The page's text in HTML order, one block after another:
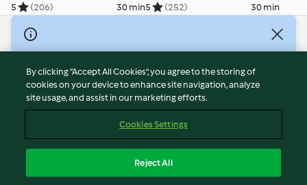
5 (206) 30 min5 (252) 30 min
© Copyright 2026
Terms of Service
Privacy Policy
Disclaimer
Cookies
Withdraw Contract
By clicking “Accept All Cookies”, you agree to the storing of
cookies on your device to enhance site navigation, analyze
site usage, and assist in our marketing efforts.
Cookies Settings
Reject All